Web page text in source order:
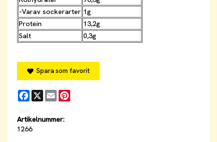
-Varav sockerarter 1g
Protein
13,2g
Salt
0,3g
Spara som favorit
Facebook
X Email
Artikelnummer:
1266